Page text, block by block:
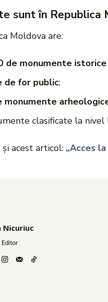
sunt în Republica
Moldova are:
de monumente
de for public;
monumente
clasificate la nivel
acest articol: „Acces
Nicuriuc